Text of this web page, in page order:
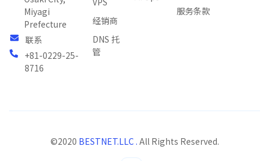
Miyagi
Prefecture
联系
+81-0229-25-
8716
经销商
DNS 托
管
服务条款
©2020 BESTNET.LLC . All Rights Reserved.